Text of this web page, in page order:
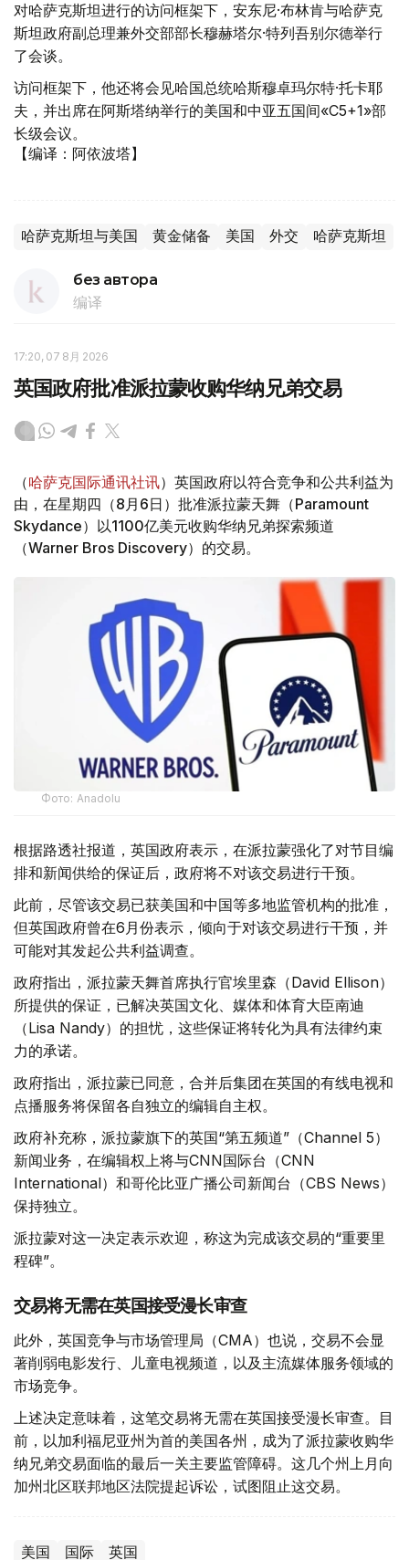
对哈萨克斯坦进行的访问框架下，安东尼·布林肯与哈萨克
斯坦政府副总理兼外交部部长穆赫塔尔·特列吾别尔德举行
了会谈。
访问框架下，他还将会见哈国总统哈斯穆卓玛尔特·托卡耶
夫，并出席在阿斯塔纳举行的美国和中亚五国间«C5+1»部
长级会议。
【编译：阿依波塔】
哈萨克斯坦与美国 黄金储备 美国 外交 哈萨克斯坦
без автора
编译
17:20, 07 8月 2026
英国政府批准派拉蒙收购华纳兄弟交易
（哈萨克国际通讯社讯）英国政府以符合竞争和公共利益为
由，在星期四（8月6日）批准派拉蒙天舞（Paramount
Skydance）以1100亿美元收购华纳兄弟探索频道
（Warner Bros Discovery）的交易。
Фото: Аnadolu
根据路透社报道，英国政府表示，在派拉蒙强化了对节目编
排和新闻供给的保证后，政府将不对该交易进行干预。
此前，尽管该交易已获美国和中国等多地监管机构的批准，
但英国政府曾在6月份表示，倾向于对该交易进行干预，并
可能对其发起公共利益调查。
政府指出，派拉蒙天舞首席执行官埃里森（David Ellison）
所提供的保证，已解决英国文化、媒体和体育大臣南迪
（Lisa Nandy）的担忧，这些保证将转化为具有法律约束
力的承诺。
政府指出，派拉蒙已同意，合并后集团在英国的有线电视和
点播服务将保留各自独立的编辑自主权。
政府补充称，派拉蒙旗下的英国“第五频道”（Channel 5）
新闻业务，在编辑权上将与CNN国际台（CNN
International）和哥伦比亚广播公司新闻台（CBS News）
保持独立。
派拉蒙对这一决定表示欢迎，称这为完成该交易的“重要里
程碑”。
交易将无需在英国接受漫长审查
此外，英国竞争与市场管理局（CMA）也说，交易不会显
著削弱电影发行、儿童电视频道，以及主流媒体服务领域的
市场竞争。
上述决定意味着，这笔交易将无需在英国接受漫长审查。目
前，以加利福尼亚州为首的美国各州，成为了派拉蒙收购华
纳兄弟交易面临的最后一关主要监管障碍。这几个州上月向
加州北区联邦地区法院提起诉讼，试图阻止这交易。
美国 国际 英国